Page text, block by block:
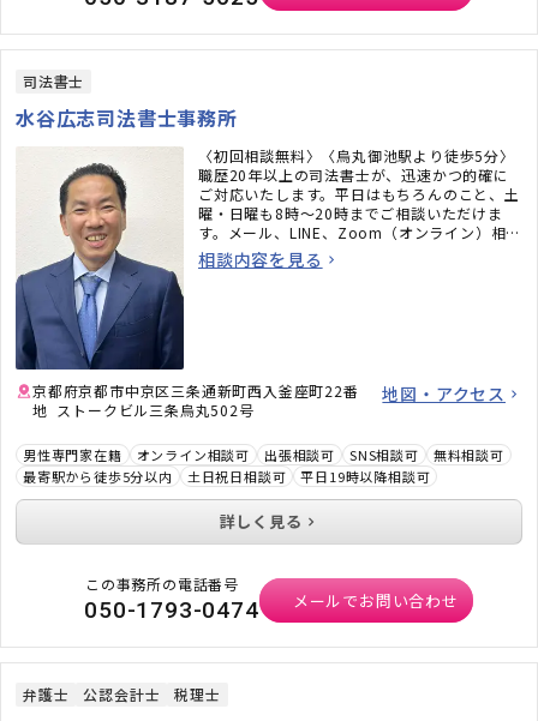
司法書士
水谷広志司法書士事務所
〈初回相談無料〉〈烏丸御池駅より徒歩5分〉
職歴20年以上の司法書士が、迅速かつ的確に
ご対応いたします。平日はもちろんのこと、土
曜・日曜も8時〜20時までご相談いただけま
す。メール、LINE、Zoom（オンライン）相談
も承ります。必ず何かしらのアドバイスをさせ
ていただきますので、お気軽にご連絡くださ
相談内容を見る
京都府京都市中京区三条通新町西入釜座町22番
地 ストークビル三条烏丸502号
地図・アクセス
男性専門家在籍 オンライン相談可 出張相談可 SNS相談可
無料相談可
最寄駅から徒歩5分以内
土日祝日相談可 平日19時以降相談可
詳しく見る
この事務所の電話番号
050-1793-0474 メールでお問い合わせ
弁護士 公認会計士 税理士